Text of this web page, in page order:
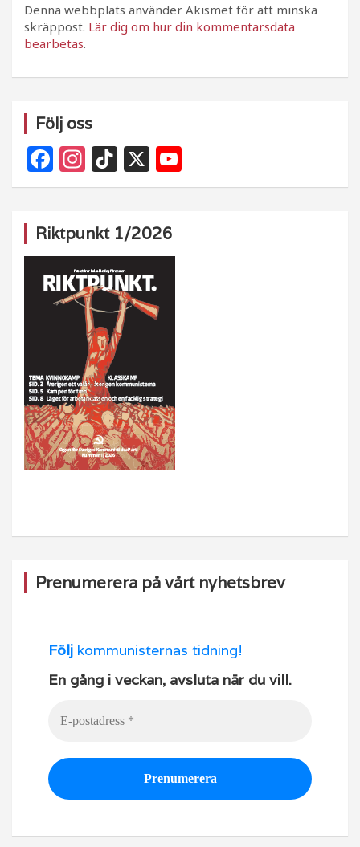
Denna webbplats använder Akismet för att minska
skräppost. Lär dig om hur din kommentarsdata
bearbetas.
Följ oss
F
a
e
b
o
o
In
st
g
ra
m
Ti
k
o
k
X
o
Riktpunkt 1/2026
Prenumerera på vårt nyhetsbrev
Följ kommunisternas tidning!
En gång i veckan, avsluta när du vill.